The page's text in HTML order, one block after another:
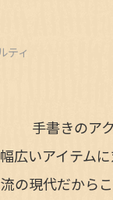
ティ
手書きのア
広いアイテム
の現代だから